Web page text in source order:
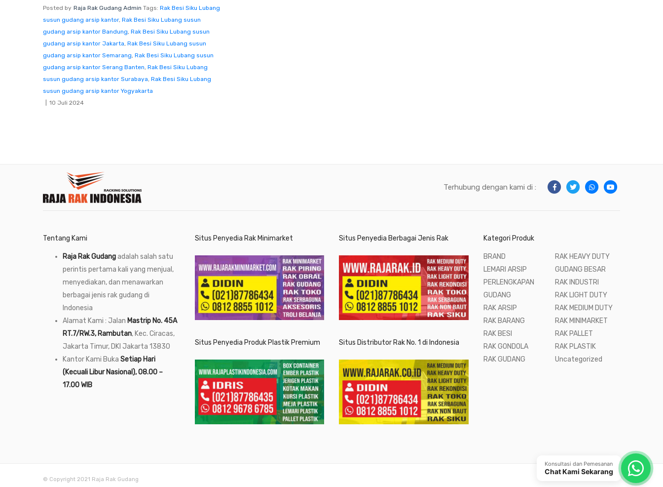
Posted by Raja Rak Gudang Admin Tags: Rak Besi Siku Lubang
susun gudang arsip kantor, Rak Besi Siku Lubang susun
gudang arsip kantor Bandung, Rak Besi Siku Lubang susun
gudang arsip kantor Jakarta, Rak Besi Siku Lubang susun
gudang arsip kantor Semarang, Rak Besi Siku Lubang susun
gudang arsip kantor Serang Banten, Rak Besi Siku Lubang
susun gudang arsip kantor Surabaya, Rak Besi Siku Lubang
susun gudang arsip kantor Yogyakarta
10 Juli 2024
Terhubung dengan kami di :
Tentang Kami
Raja Rak Gudangadalah salah satu
perintis pertama kali yang menjual,
menyediakan, dan menawarkan
berbagai jenis rak gudang di
Indonesia
Alamat Kami : Jalan Mastrip No. 45A
RT.7/RW.3, Rambutan, Kec. Ciracas,
Jakarta Timur, DKI Jakarta 13830
Kantor Kami Buka Setiap Hari
(Kecuali Libur Nasional), 08.00 –
17.00 WIB
Situs Penyedia Rak Minimarket
Situs Penyedia Produk Plastik Premium
Situs Penyedia Berbagai Jenis Rak
Situs Distributor Rak No. 1 di Indonesia
Kategori Produk
BRAND
LEMARI ARSIP
PERLENGKAPAN
GUDANG
RAK ARSIP
RAK BARANG
RAK BESI
RAK GONDOLA
RAK GUDANG
RAK HEAVY DUTY
GUDANG BESAR
RAK INDUSTRI
RAK LIGHT DUTY
RAK MEDIUM DUTY
RAK MINIMARKET
RAK PALLET
RAK PLASTIK
Uncategorized
© Copyright 2021 Raja Rak Gudang
Konsultasi dan Pemesanan
Chat Kami Sekarang